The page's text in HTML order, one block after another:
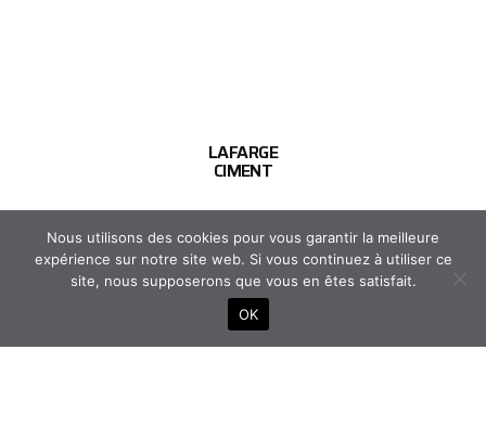
LAFARGE
CIMENT
Nous utilisons des cookies pour vous garantir la meilleure
expérience sur notre site web. Si vous continuez à utiliser ce
site, nous supposerons que vous en êtes satisfait.
OK